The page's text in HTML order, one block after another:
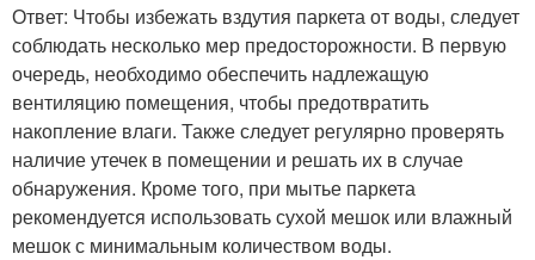
Ответ: Чтобы избежать вздутия паркета от воды, следует
соблюдать несколько мер предосторожности. В первую
очередь, необходимо обеспечить надлежащую
вентиляцию помещения, чтобы предотвратить
накопление влаги. Также следует регулярно проверять
наличие утечек в помещении и решать их в случае
обнаружения. Кроме того, при мытье паркета
рекомендуется использовать сухой мешок или влажный
мешок с минимальным количеством воды.